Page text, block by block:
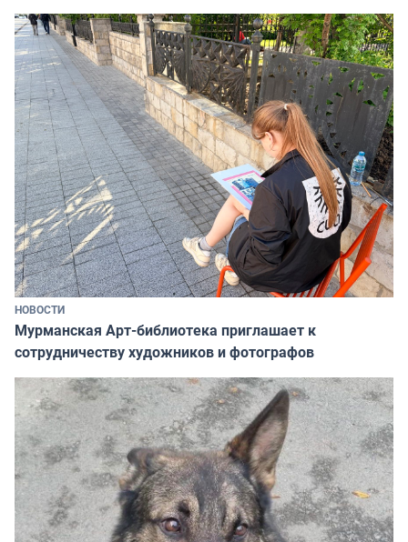
НОВОСТИ
Мурманская Арт-библиотека приглашает к
сотрудничеству художников и фотографов